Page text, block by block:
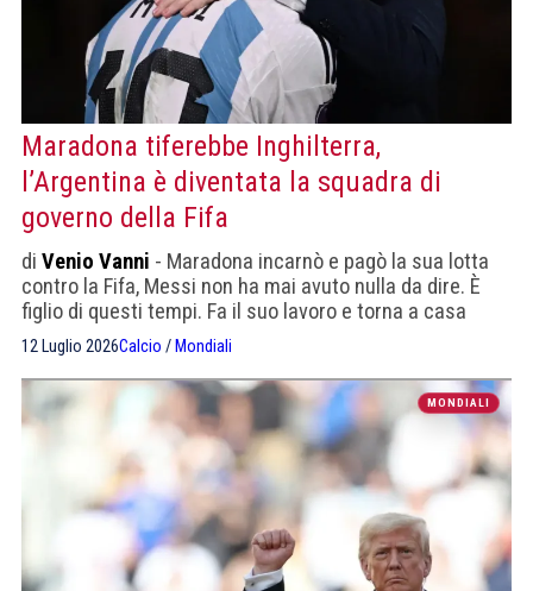
Maradona tiferebbe Inghilterra,
l’Argentina è diventata la squadra di
governo della Fifa
di Venio Vanni - Maradona incarnò e pagò la sua lotta
contro la Fifa, Messi non ha mai avuto nulla da dire. È
figlio di questi tempi. Fa il suo lavoro e torna a casa
12 Luglio 2026Calcio / Mondiali
MONDIALI